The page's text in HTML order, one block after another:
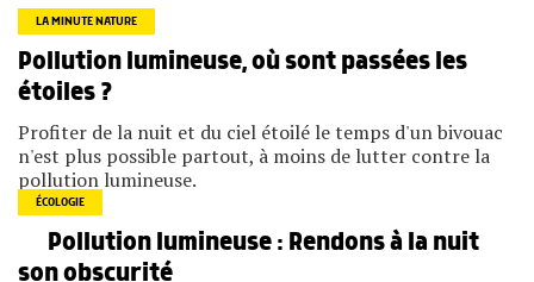
LA MINUTE NATURE
Pollution lumineuse, où sont passées les
étoiles ?
Profiter de la nuit et du ciel étoilé le temps d'un bivouac
n'est plus possible partout, à moins de lutter contre la
pollution lumineuse.
ÉCOLOGIE
Pollution lumineuse : Rendons à la nuit
son obscurité